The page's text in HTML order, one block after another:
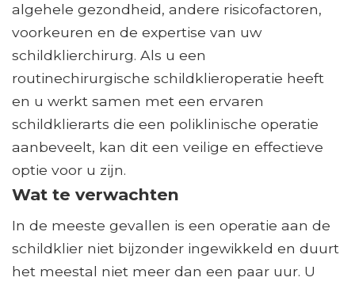
algehele gezondheid, andere risicofactoren,
voorkeuren en de expertise van uw
schildklierchirurg. Als u een
routinechirurgische schildklieroperatie heeft
en u werkt samen met een ervaren
schildklierarts die een poliklinische operatie
aanbeveelt, kan dit een veilige en effectieve
optie voor u zijn.
Wat te verwachten
In de meeste gevallen is een operatie aan de
schildklier niet bijzonder ingewikkeld en duurt
het meestal niet meer dan een paar uur. U